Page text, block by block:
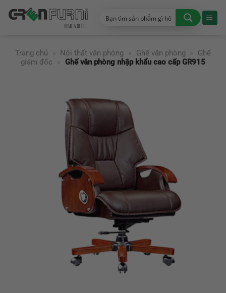
đến
Trang chủ
» Nội thất văn phòng » Ghế văn phòng »
Ghế
giám đốc
» Ghế văn phòng nhập khẩu cao cấp GR915